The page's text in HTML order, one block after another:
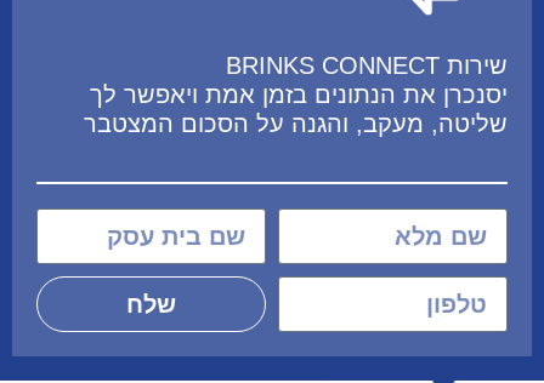
שירות BRINKS CONNECT
יסנכרן את הנתונים בזמן אמת ויאפשר לך
שליטה, מעקב, והגנה על הסכום המצטבר
שלח